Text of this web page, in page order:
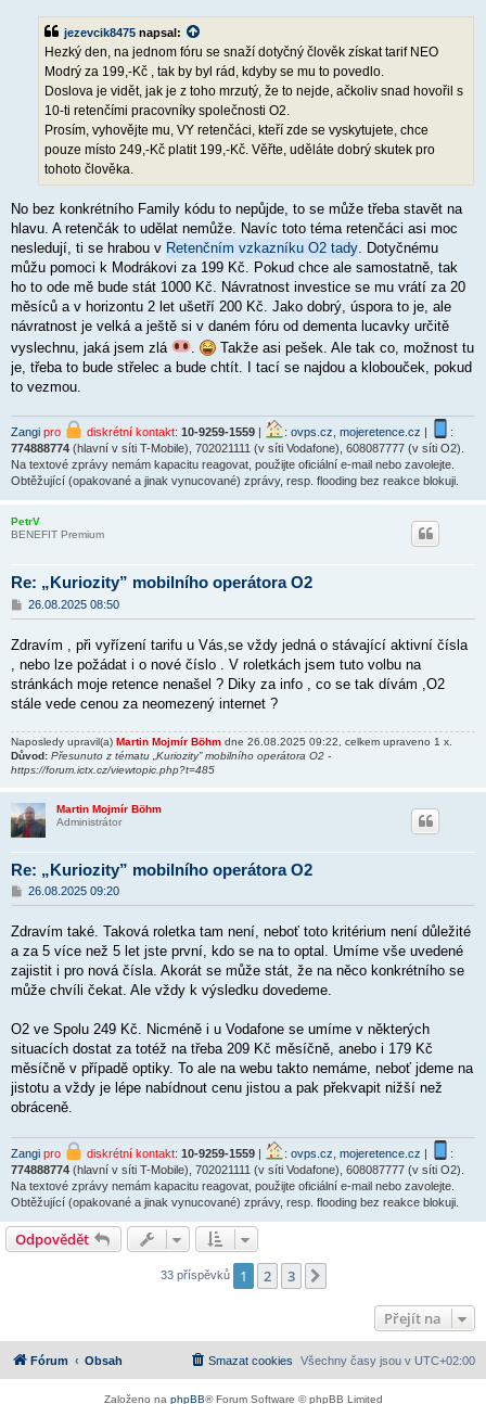
jezevcik8475 napsal:
Hezký den, na jednom fóru se snaží dotyčný člověk získat tarif NEO
Modrý za 199,-Kč , tak by byl rád, kdyby se mu to povedlo.
Doslova je vidět, jak je z toho mrzutý, že to nejde, ačkoliv snad hovořil s
10-ti retenčími pracovníky společnosti O2.
Prosím, vyhovějte mu, VY retenčáci, kteří zde se vyskytujete, chce
pouze místo 249,-Kč platit 199,-Kč. Věřte, uděláte dobrý skutek pro
tohoto člověka.
No bez konkrétního Family kódu to nepůjde, to se může třeba stavět na
hlavu. A retenčák to udělat nemůže. Navíc toto téma retenčáci asi moc
nesledují, ti se hrabou v Retenčním vzkazníku O2 tady . Dotyčnému
můžu pomoci k Modrákovi za 199 Kč. Pokud chce ale samostatně, tak
ho to ode mě bude stát 1000 Kč. Návratnost investice se mu vrátí za 20
měsíců a v horizontu 2 let ušetří 200 Kč. Jako dobrý, úspora to je, ale
návratnost je velká a ještě si v daném fóru od dementa lucavky určitě
vyslechnu, jaká jsem zlá
Takže asi pešek. Ale tak co, možnost tu
je, třeba to bude střelec a bude chtít. I tací se najdou a klobouček, pokud
to vezmou.
Zangi pro diskrétní kontakt: 10-9259-1559 : ovps.cz mojeretence.cz
:
774888774 (hlavní v síti T-Mobile), 702021111 (v síti Vodafone), 608087777 (v síti O2).
Na textové zprávy nemám kapacitu reagovat, použijte oficiální e-mail nebo zavolejte.
Obtěžující (opakované a jinak vynucované) zprávy, resp. flooding bez reakce blokuji.
PetrV
BENEFIT Premium
Re: „Kuriozity” mobilního operátora O2
P
ř
s
p
ě
v
e
26.08.2025 08:50
Zdravím , při vyřízení tarifu u Vás,se vždy jedná o stávající aktivní čísla
, nebo lze požádat i o nové číslo . V roletkách jsem tuto volbu na
stránkách moje retence nenašel ? Diky za info , co se tak dívám ,O2
stále vede cenou za neomezený internet ?
Naposledy upravil(a) Martin Mojmír Böhm dne 26.08.2025 09:22, celkem upraveno 1 x.
Důvod: Přesunuto z tématu „Kuriozity” mobilního operátora O2 -
https://forum.ictx.cz/viewtopic.php?t=485
Martin Mojmír Böhm
Administrátor
Re: „Kuriozity” mobilního operátora O2
P
ř
s
p
v
e
26.08.2025 09:20
Zdravím také. Taková roletka tam není, neboť toto kritérium není důležité
a za 5 více než 5 let jste první, kdo se na to optal. Umíme vše uvedené
zajistit i pro nová čísla. Akorát se může stát, že na něco konkrétního se
může chvíli čekat. Ale vždy k výsledku dovedeme.
O2 ve Spolu 249 Kč. Nicméně i u Vodafone se umíme v některých
situacích dostat za totéž na třeba 209 Kč měsíčně, anebo i 179 Kč
měsíčně v případě optiky. To ale na webu takto nemáme, neboť jdeme na
jistotu a vždy je lépe nabídnout cenu jistou a pak překvapit nižší než
obráceně.
Zangi pro diskrétní kontakt: 10-9259-1559 | : ovps.cz mojeretence.cz |
:
774888774 (hlavní v síti T-Mobile), 702021111 (v síti Vodafone), 608087777 (v síti O2).
Na textové zprávy nemám kapacitu reagovat, použijte oficiální e-mail nebo zavolejte.
Obtěžující (opakované a jinak vynucované) zprávy, resp. flooding bez reakce blokuji.
Odpovědět
33 příspěvků 1 2 3
Přejít na
Fórum Obsah Všechny časy jsou v UTC+02:00
Smazat cookies
Založeno na phpBB® Forum Software © phpBB Limited